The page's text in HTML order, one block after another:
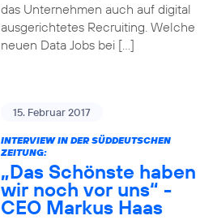
das Unternehmen auch auf digital
ausgerichtetes Recruiting. Welche
neuen Data Jobs bei […]
15. Februar 2017
INTERVIEW IN DER SÜDDEUTSCHEN
ZEITUNG:
„Das Schönste haben
wir noch vor uns“ -
CEO Markus Haas